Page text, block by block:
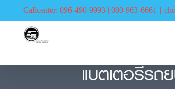
Callcenter: 096-490-9993 | 080-963-6661 |
แบตเตอรี่รถ